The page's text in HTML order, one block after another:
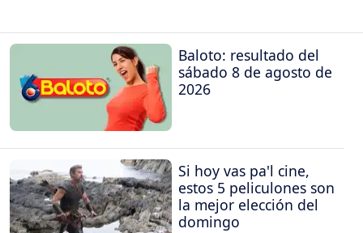
Baloto: resultado del
sábado 8 de agosto de
2026
Si hoy vas pa'l cine,
estos 5 peliculones son
la mejor elección del
domingo